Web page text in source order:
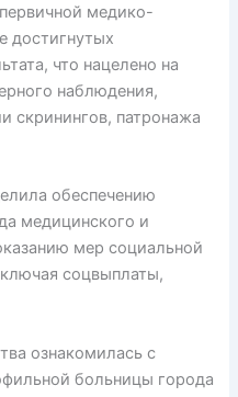
медико-
достигнутых
что нацелено на
наблюдения,
скринингов, патронажа
обеспечению
медицинского и
мер социальной
соцвыплаты,
ознакомилась с
больницы города